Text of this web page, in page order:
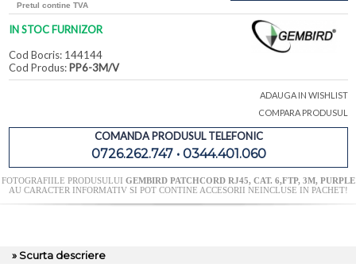
Pretul contine TVA
IN STOC FURNIZOR
Cod Bocris: 144144
Cod Produs: PP6-3M/V
ADAUGA IN WISHLIST
COMPARA PRODUSUL
COMANDA PRODUSUL TELEFONIC
0726.262.747 • 0344.401.060
FOTOGRAFIILE PRODUSULUI GEMBIRD PATCHCORD RJ45, CAT. 6,FTP, 3M, PURPLE
AU CARACTER INFORMATIV SI POT CONTINE ACCESORII NEINCLUSE IN PACHET!
» Scurta descriere